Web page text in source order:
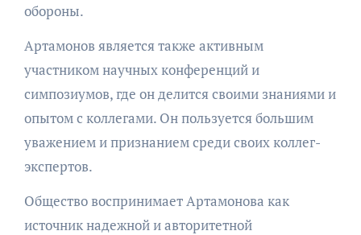
обороны.
Артамонов является также активным
участником научных конференций и
симпозиумов, где он делится своими знаниями и
опытом с коллегами. Он пользуется большим
уважением и признанием среди своих коллег-
экспертов.
Общество воспринимает Артамонова как
источник надежной и авторитетной